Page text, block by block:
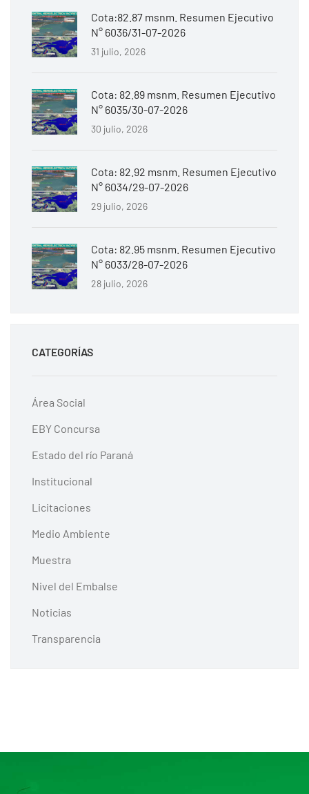
Cota:82.87 msnm. Resumen Ejecutivo
N° 6036/31-07-2026
31 julio, 2026
Cota: 82.89 msnm. Resumen Ejecutivo
N° 6035/30-07-2026
30 julio, 2026
Cota: 82.92 msnm. Resumen Ejecutivo
N° 6034/29-07-2026
29 julio, 2026
Cota: 82.95 msnm. Resumen Ejecutivo
N° 6033/28-07-2026
28 julio, 2026
CATEGORÍAS
Área Social
EBY Concursa
Estado del río Paraná
Institucional
Licitaciones
Medio Ambiente
Muestra
Nivel del Embalse
Noticias
Transparencia